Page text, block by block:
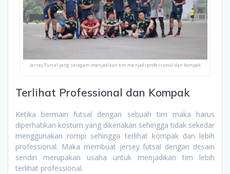
Jersey Futsal yang seragam menjadikan tim menjadi professional dan kompak
Terlihat Professional dan Kompak
Ketika bermain futsal dengan sebuah tim maka harus
diperhatikan kostum yang dikenakan sehingga tidak sekedar
menggunakan rompi sehingga terlihat kompak dan lebih
professional. Maka membuat jersey futsal dengan desain
sendiri merupakan usaha untuk menjadikan tim lebih
terlihat professional.